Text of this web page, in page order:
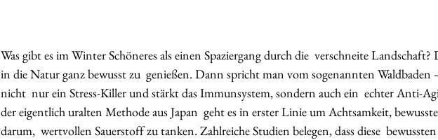
Was gibt es im Winter Schöneres als einen Spaziergang durch die  verschneite
in die Natur ganz bewusst zu  genießen. Dann spricht man vom sogenannten Waldbaden
nicht  nur ein Stress-Killer und stärkt das Immunsystem, sondern auch ein  echter Anti-
der eigentlich uralten Methode aus Japan  geht es in erster Linie um Achtsamkeit,
darum,  wertvollen Sauerstoff zu tanken. Zahlreiche Studien belegen, dass diese